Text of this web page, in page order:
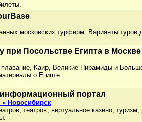
московских турфирм. Варианты туров
при Посольстве Египта в Москве
Каир, Великие Пирамиды и
о Египте.
информационный портал
Новосибирск
театров, виртуальное казино,